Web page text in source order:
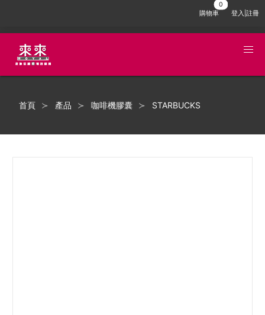
購物車 登入|註冊
首頁 產品 咖啡機膠囊 STARBUCKS